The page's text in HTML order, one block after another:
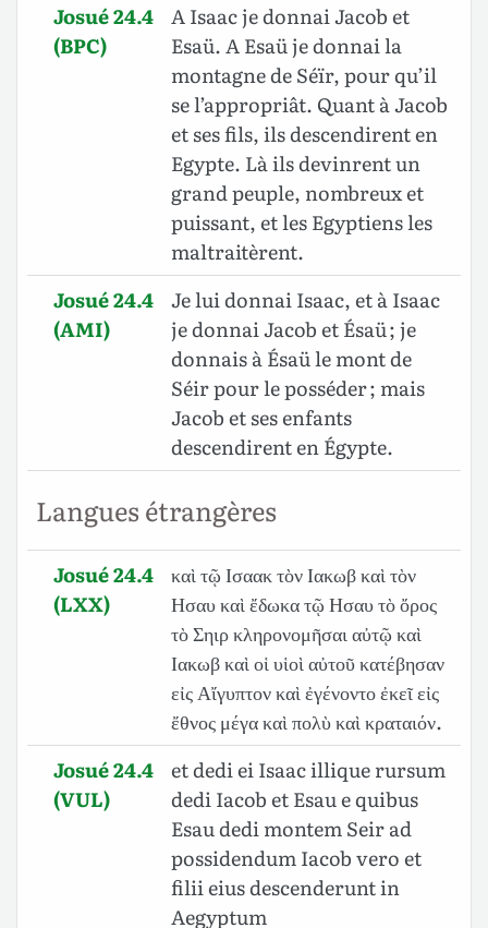
Josué 24.4
(BPC)
A Isaac je donnai Jacob et
Esaü. A Esaü je donnai la
montagne de Séïr, pour qu’il
se l’appropriât. Quant à Jacob
et ses fils, ils descendirent en
Egypte. Là ils devinrent un
grand peuple, nombreux et
puissant, et les Egyptiens les
maltraitèrent.
Josué 24.4
(AMI)
Je lui donnai Isaac, et à Isaac
je donnai Jacob et Ésaü ; je
donnais à Ésaü le mont de
Séir pour le posséder ; mais
Jacob et ses enfants
descendirent en Égypte.
Langues étrangères
Josué 24.4
(LXX)
καὶ τῷ Ισαακ τὸν Ιακωβ καὶ τὸν
Ησαυ καὶ ἔδωκα τῷ Ησαυ τὸ ὄρος
τὸ Σηιρ κληρονομῆσαι αὐτῷ καὶ
Ιακωβ καὶ οἱ υἱοὶ αὐτοῦ κατέβησαν
εἰς Αἴγυπτον καὶ ἐγένοντο ἐκεῖ εἰς
ἔθνος μέγα καὶ πολὺ καὶ κραταιόν.
Josué 24.4
(VUL)
et dedi ei Isaac illique rursum
dedi Iacob et Esau e quibus
Esau dedi montem Seir ad
possidendum Iacob vero et
filii eius descenderunt in
Aegyptum